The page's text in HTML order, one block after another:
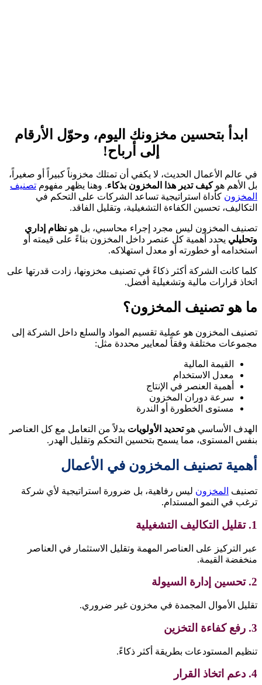
ابدأ بتحسين مخزونك اليوم، وحوّل الأرقام
إلى أرباح!
في عالم الأعمال الحديث، لا يكفي أن تمتلك مخزوناً كبيراً أو صغيراً،
بل الأهم هوكيف تدير هذا المخزون بذكاء. وهنا يظهر مفهوم تصنيف
المخزون كأداة استراتيجية تساعد الشركات على التحكم في
التكاليف، تحسين الكفاءة التشغيلية، وتقليل الفاقد.
تصنيف المخزون ليس مجرد إجراء محاسبي، بل هو نظام إداري
وتحليلي يحدد أهمية كل عنصر داخل المخزون بناءً على قيمته أو
استخدامه أو خطورته أو معدل استهلاكه.
كلما كانت الشركة أكثر ذكاءً في تصنيف مخزونها، زادت قدرتها على
اتخاذ قرارات مالية وتشغيلية أفضل.
ما هو تصنيف المخزون؟
تصنيف المخزون هو عملية تقسيم المواد والسلع داخل الشركة إلى
مجموعات مختلفة وفقاً لمعايير محددة مثل:
القيمة المالية
معدل الاستخدام
أهمية العنصر في الإنتاج
سرعة دوران المخزون
مستوى الخطورة أو الندرة
الهدف الأساسي هوتحديد الأولويات بدلاً من التعامل مع كل العناصر
بنفس المستوى، مما يسمح بتحسين التحكم وتقليل الهدر.
أهمية تصنيف المخزون في الأعمال
تصنيف المخزون ليس رفاهية، بل ضرورة استراتيجية لأي شركة
ترغب في النمو المستدام.
1. تقليل التكاليف التشغيلية
عبر التركيز على العناصر المهمة وتقليل الاستثمار في العناصر
منخفضة القيمة.
2. تحسين إدارة السيولة
تقليل الأموال المجمدة في مخزون غير ضروري.
3. رفع كفاءة التخزين
تنظيم المستودعات بطريقة أكثر ذكاءً.
4. دعم اتخاذ القرار